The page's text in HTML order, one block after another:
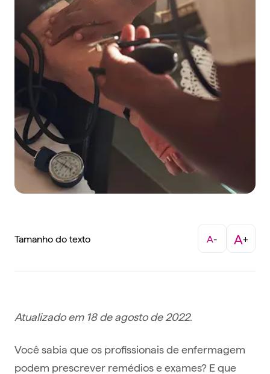
Tamanho do texto A- A+
Atualizado em 18 de agosto de 2022.
Você sabia que os profissionais de enfermagem
podem prescrever remédios e exames? E que